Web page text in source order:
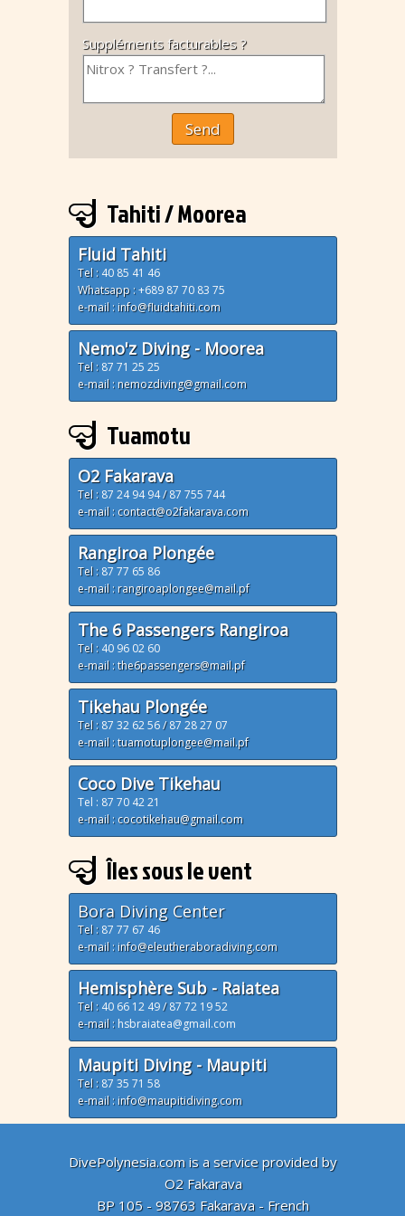
Suppléments facturables ?
Send
Tahiti / Moorea
Fluid Tahiti
Tel : 40 85 41 46
Whatsapp :+689 87 70 83 75
e-mail : info@fluidtahiti.com
Nemo'z Diving - Moorea
Tel : 87 71 25 25
e-mail : nemozdiving@gmail.com
Tuamotu
O2 Fakarava
Tel : 87 24 94 94/87 755 744
e-mail : contact@o2fakarava.com
Rangiroa Plongée
Tel : 87 77 65 86
e-mail : rangiroaplongee@mail.pf
The 6 Passengers Rangiroa
Tel : 40 96 02 60
e-mail : the6passengers@mail.pf
Tikehau Plongée
Tel : 87 32 62 56/87 28 27 07
e-mail : tuamotuplongee@mail.pf
Coco Dive Tikehau
Tel : 87 70 42 21
e-mail : cocotikehau@gmail.com
Îles sous le vent
Bora Diving Center
Tel : 87 77 67 46
e-mail : info@eleutheraboradiving.com
Hemisphère Sub - Raiatea
Tel : 40 66 12 49/87 72 19 52
e-mail : hsbraiatea@gmail.com
Maupiti Diving - Maupiti
Tel : 87 35 71 58
e-mail : info@maupitidiving.com
DivePolynesia.com is a service provided by
O2 Fakarava
BP 105 - 98763 Fakarava - French